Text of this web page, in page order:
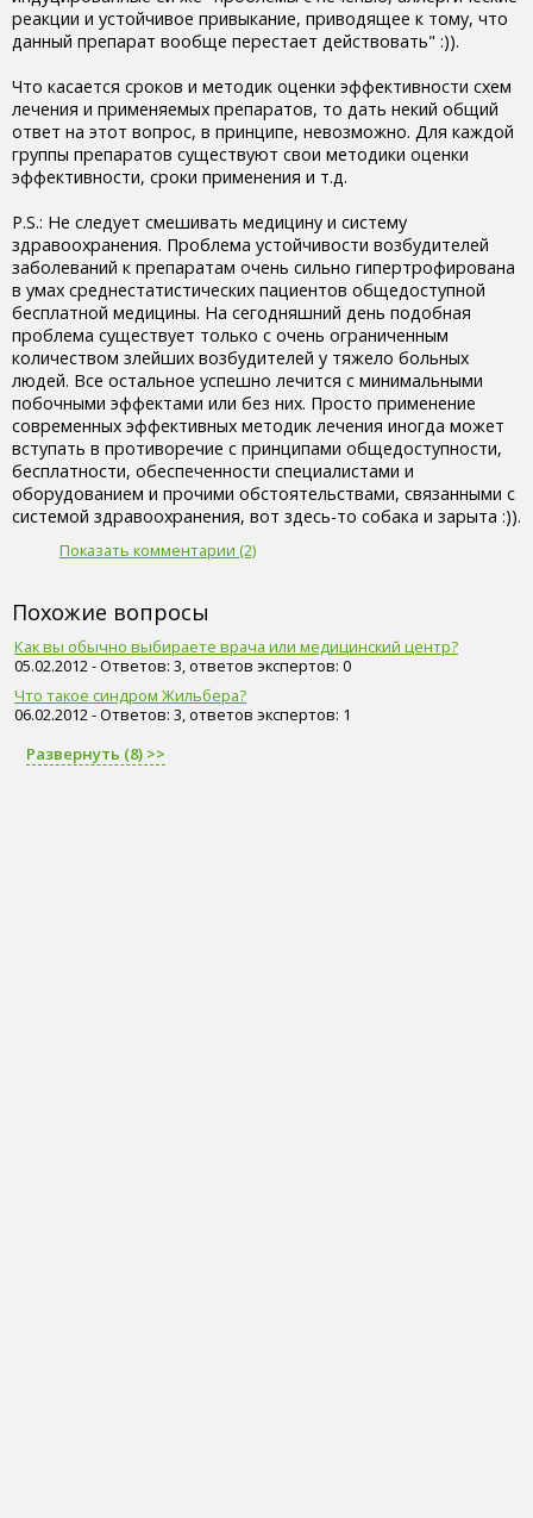
реакции и устойчивое привыкание, приводящее к тому, что
данный препарат вообще перестает действовать" :)).
Что касается сроков и методик оценки эффективности схем
лечения и применяемых препаратов, то дать некий общий
ответ на этот вопрос, в принципе, невозможно. Для каждой
группы препаратов существуют свои методики оценки
эффективности, сроки применения и т.д.
P.S.: Не следует смешивать медицину и систему
здравоохранения. Проблема устойчивости возбудителей
заболеваний к препаратам очень сильно гипертрофирована
в умах среднестатистических пациентов общедоступной
бесплатной медицины. На сегодняшний день подобная
проблема существует только с очень ограниченным
количеством злейших возбудителей у тяжело больных
людей. Все остальное успешно лечится с минимальными
побочными эффектами или без них. Просто применение
современных эффективных методик лечения иногда может
вступать в противоречие с принципами общедоступности,
бесплатности, обеспеченности специалистами и
оборудованием и прочими обстоятельствами, связанными с
системой здравоохранения, вот здесь-то собака и зарыта :)).
Показать комментарии (2)
Похожие вопросы
Как вы обычно выбираете врача или медицинский центр?
05.02.2012 - Ответов: 3, ответов экспертов: 0
Что такое синдром Жильбера?
06.02.2012 - Ответов: 3, ответов экспертов: 1
Развернуть (8) >>